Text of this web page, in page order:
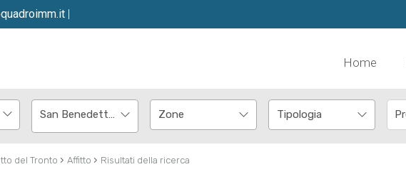
Home
|
San Benedetto del Tronto
del Tronto › Affitto › Risultati della ricerca